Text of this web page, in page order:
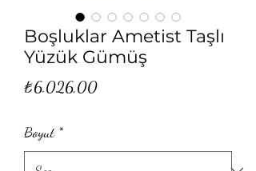
Boşluklar Ametist Taşlı
Yüzük Gümüş
₺6.026,00Fiyat
Boyut *